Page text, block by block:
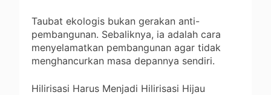
Taubat ekologis bukan gerakan anti-
pembangunan. Sebaliknya, ia adalah cara
menyelamatkan pembangunan agar tidak
menghancurkan masa depannya sendiri.
Hilirisasi Harus Menjadi Hilirisasi Hijau